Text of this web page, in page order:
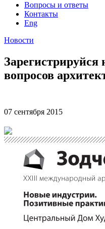
Вопросы и ответы
Контакты
Eng
Новости
Зарегистрируйся
вопросов
07 сентября 2015